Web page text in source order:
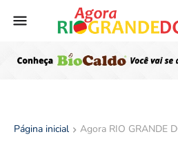
Página inicial Agora RIO GRANDE